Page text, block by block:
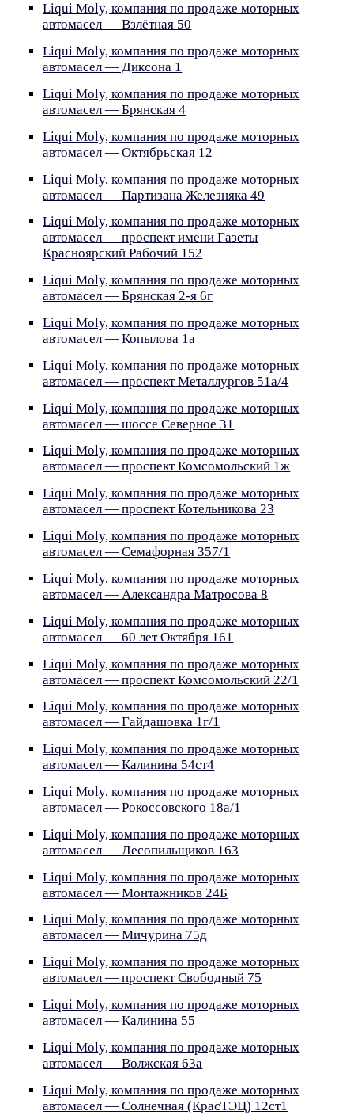
Liqui Moly, компания по продаже моторных
автомасел — Взлётная 50
Liqui Moly, компания по продаже моторных
автомасел — Диксона 1
Liqui Moly, компания по продаже моторных
автомасел — Брянская 4
Liqui Moly, компания по продаже моторных
автомасел — Октябрьская 12
Liqui Moly, компания по продаже моторных
автомасел — Партизана Железняка 49
Liqui Moly, компания по продаже моторных
автомасел — проспект имени Газеты
Красноярский Рабочий 152
Liqui Moly, компания по продаже моторных
автомасел — Брянская 2-я 6г
Liqui Moly, компания по продаже моторных
автомасел — Копылова 1а
Liqui Moly, компания по продаже моторных
автомасел — проспект Металлургов 51а/4
Liqui Moly, компания по продаже моторных
автомасел — шоссе Северное 31
Liqui Moly, компания по продаже моторных
автомасел — проспект Комсомольский 1ж
Liqui Moly, компания по продаже моторных
автомасел — проспект Котельникова 23
Liqui Moly, компания по продаже моторных
автомасел — Семафорная 357/1
Liqui Moly, компания по продаже моторных
автомасел — Александра Матросова 8
Liqui Moly, компания по продаже моторных
автомасел — 60 лет Октября 161
Liqui Moly, компания по продаже моторных
автомасел — проспект Комсомольский 22/1
Liqui Moly, компания по продаже моторных
автомасел — Гайдашовка 1г/1
Liqui Moly, компания по продаже моторных
автомасел — Калинина 54ст4
Liqui Moly, компания по продаже моторных
автомасел — Рокоссовского 18а/1
Liqui Moly, компания по продаже моторных
автомасел — Лесопильщиков 163
Liqui Moly, компания по продаже моторных
автомасел — Монтажников 24Б
Liqui Moly, компания по продаже моторных
автомасел — Мичурина 75д
Liqui Moly, компания по продаже моторных
автомасел — проспект Свободный 75
Liqui Moly, компания по продаже моторных
автомасел — Калинина 55
Liqui Moly, компания по продаже моторных
автомасел — Волжская 63а
Liqui Moly, компания по продаже моторных
автомасел — Солнечная (КрасТЭЦ) 12ст1